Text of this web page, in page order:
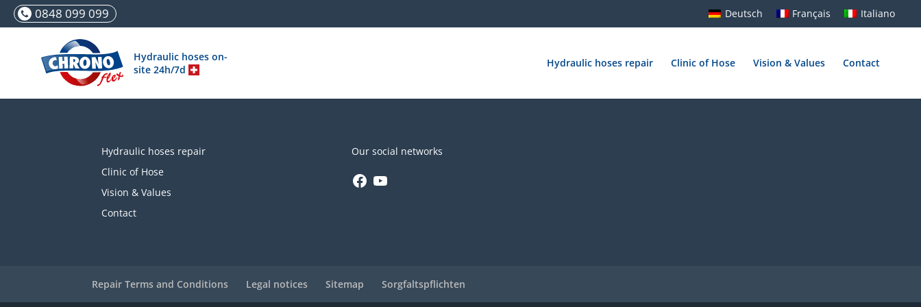
0848 099 099 Deutsch Français Italiano
Hydraulic hoses on-
site 24h/7d
Hydraulic hoses repair Clinic of Hose Vision & Values Contact
Hydraulic hoses repair
Clinic of Hose
Vision & Values
Contact
Our social networks
Facebook
YouTube
Repair Terms and Conditions Legal notices Sitemap Sorgfaltspflichten